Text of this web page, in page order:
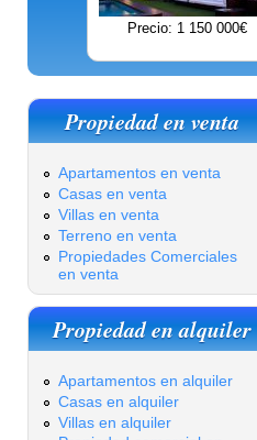
Precio: 1 150 000€
Propiedad en venta
Apartamentos en venta
Casas en venta
Villas en venta
Terreno en venta
Propiedades Comerciales
en venta
Propiedad en alquiler
Apartamentos en alquiler
Casas en alquiler
Villas en alquiler